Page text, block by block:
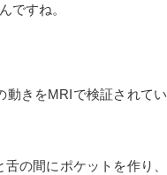
ですね。
動きをMRIで検証されてい
の間にポケットを作り、